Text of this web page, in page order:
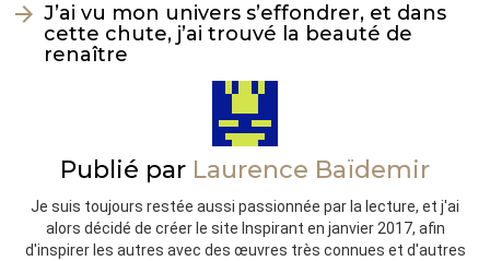
J’ai vu mon univers s’effondrer, et dans
cette chute, j’ai trouvé la beauté de
renaître
Publié par Laurence Baïdemir
Je suis toujours restée aussi passionnée par la lecture, et j'ai
alors décidé de créer le site Inspirant en janvier 2017, afin
d'inspirer les autres avec des œuvres très connues et d'autres